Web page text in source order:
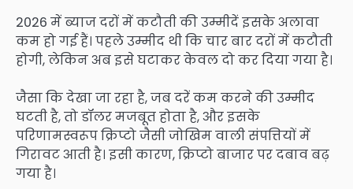
2026 में ब्याज दरों में कटौती की उम्मीदें इसके अलावा
कम हो गई हैं। पहले उम्मीद थी कि चार बार दरों में कटौती
होगी, लेकिन अब इसे घटाकर केवल दो कर दिया गया है।
जैसा कि देखा जा रहा है, जब दरें कम करने की उम्मीद
घटती है, तो डॉलर मजबूत होता है, और इसके
परिणामस्वरूप क्रिप्टो जैसी जोखिम वाली संपत्तियों में
गिरावट आती है। इसी कारण, क्रिप्टो बाजार पर दबाव बढ़
गया है।